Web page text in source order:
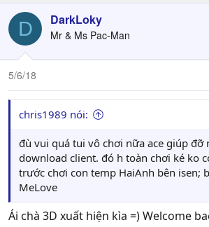
D DarkLoky
Mr & Ms Pac-Man
5/6/18
chris1989 nói:
đù vui quá tui vô chơi nữa ace giúp đỡ
download client. đó h toàn chơi ké ko
trước chơi con temp HaiAnh bên isen;
MeLove
Ái chà 3D xuất hiện kìa =) Welcome